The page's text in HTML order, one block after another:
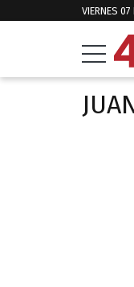
VIERNES